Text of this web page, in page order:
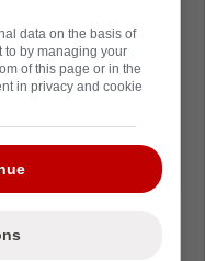
la campagne
data on the basis of
to by managing your
of this page or in the
in privacy and cookie